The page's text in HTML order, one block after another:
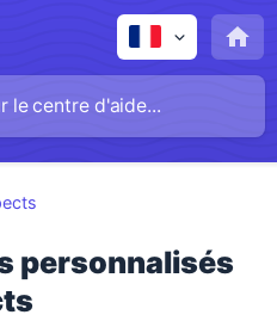
personnalisés